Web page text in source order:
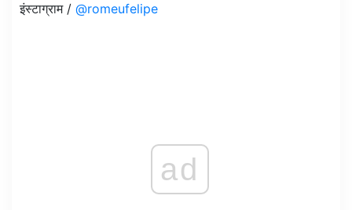
इंस्टाग्राम / @romeufelipe
ad